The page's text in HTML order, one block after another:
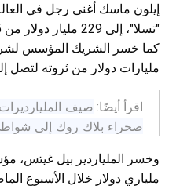
إيلون ماسك أغنى رجل في
مليارات دولار من ثروته لتصل إلى 190 مليار
اقرأ أيضًا:
صحراء بلاك روك إلى
وخسر الملياردير بيل
ملياري دولار خلال الأسبوع